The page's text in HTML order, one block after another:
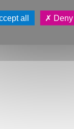
TOUS LES
all